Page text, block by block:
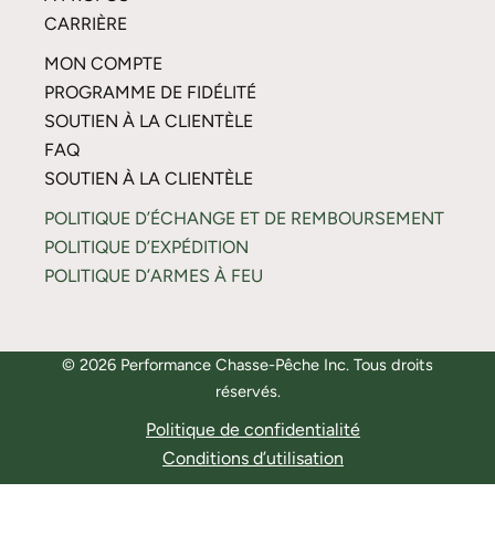
CARRIÈRE
MON COMPTE
PROGRAMME DE FIDÉLITÉ
SOUTIEN À LA CLIENTÈLE
FAQ
SOUTIEN À LA CLIENTÈLE
POLITIQUE D’ÉCHANGE ET DE REMBOURSEMENT
POLITIQUE D’EXPÉDITION
POLITIQUE D’ARMES À FEU
© 2026 Performance Chasse-Pêche Inc. Tous droits
réservés.
Politique de confidentialité
Conditions d’utilisation